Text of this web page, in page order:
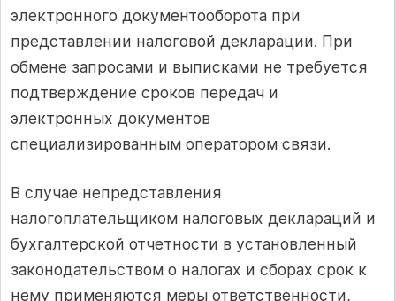
электронного документооборота при
представлении налоговой декларации. При
обмене запросами и выписками не требуется
подтверждение сроков передач и
электронных документов
специализированным оператором связи.
В случае непредставления
налогоплательщиком налоговых деклараций и
бухгалтерской отчетности в установленный
законодательством о налогах и сборах срок к
нему применяются меры ответственности,